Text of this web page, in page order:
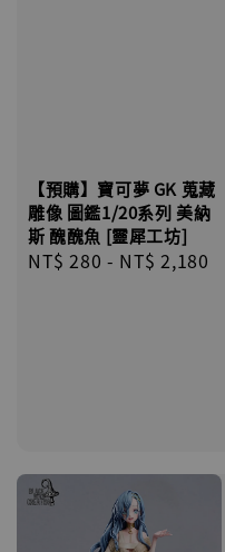
【預購】寶可夢 GK 蒐藏
雕像 圖鑑1/20系列 美納
斯 醜醜魚 [靈犀工坊]
Regular
NT$ 280 - NT$ 2,180